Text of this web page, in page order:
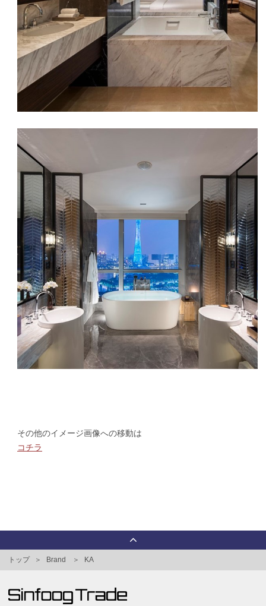
その他のイメージ画像への移動は
コチラ
トップ Brand KA